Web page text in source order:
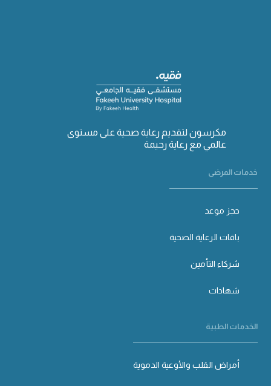
مكرسون لتقديم رعاية صحية على مستوى
عالمي مع رعاية رحيمة
خدمات المرضى
حجز موعد
باقات الرعاية الصحية
شركاء التأمين
شهادات
الخدمات الطبية
أمراض القلب والأوعية الدموية